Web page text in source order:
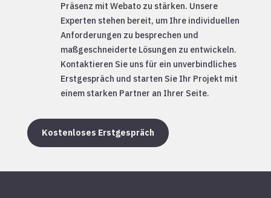
Präsenz mit Webato zu stärken. Unsere
Experten stehen bereit, um Ihre individuellen
Anforderungen zu besprechen und
maßgeschneiderte Lösungen zu entwickeln.
Kontaktieren Sie uns für ein unverbindliches
Erstgespräch und starten Sie Ihr Projekt mit
einem starken Partner an Ihrer Seite.
Kostenloses Erstgespräch